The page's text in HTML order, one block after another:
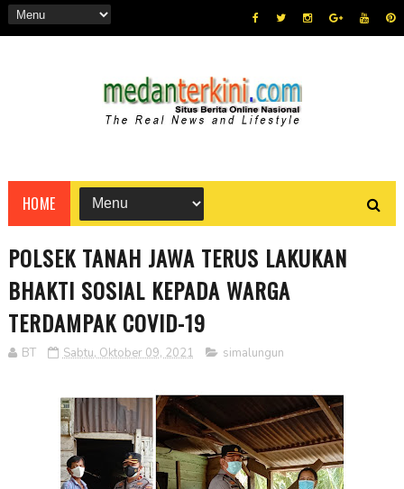
HOME
POLSEK TANAH JAWA TERUS LAKUKAN
BHAKTI SOSIAL KEPADA WARGA
TERDAMPAK COVID-19
BT Sabtu, Oktober 09, 2021 simalungun